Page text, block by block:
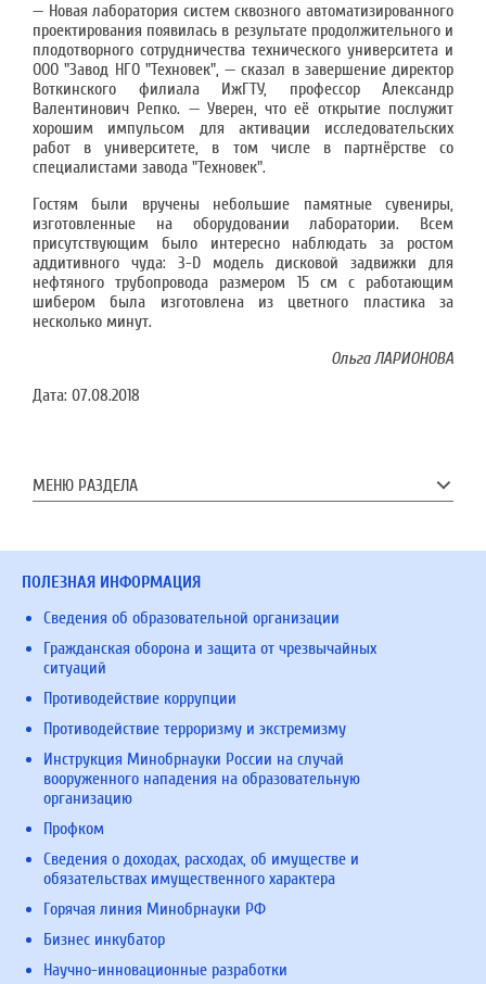
— Новая лаборатория систем сквозного автоматизированного
проектирования появилась в результате продолжительного и
плодотворного сотрудничества технического университета и
ООО "Завод НГО "Техновек", — сказал в завершение директор
Воткинского филиала ИжГТУ, профессор Александр
Валентинович Репко. — Уверен, что её открытие послужит
хорошим импульсом для активации исследовательских
работ в университете, в том числе в партнёрстве со
специалистами завода "Техновек".
Гостям были вручены небольшие памятные сувениры,
изготовленные на оборудовании лаборатории. Всем
присутствующим было интересно наблюдать за ростом
аддитивного чуда: 3-D модель дисковой задвижки для
нефтяного трубопровода размером 15 см с работающим
шибером была изготовлена из цветного пластика за
несколько минут.
Ольга ЛАРИОНОВА
Дата: 07.08.2018
МЕНЮ РАЗДЕЛА
ПОЛЕЗНАЯ ИНФОРМАЦИЯ
Сведения об образовательной организации
Гражданская оборона и защита от чрезвычайных
ситуаций
Противодействие коррупции
Противодействие терроризму и экстремизму
Инструкция Минобрнауки России на случай
вооруженного нападения на образовательную
организацию
Профком
Сведения о доходах, расходах, об имуществе и
обязательствах имущественного характера
Горячая линия Минобрнауки РФ
Бизнес инкубатор
Научно-инновационные разработки